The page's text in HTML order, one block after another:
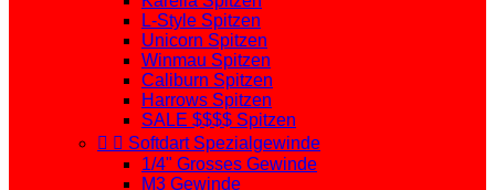
L-Style Spitzen
Unicorn Spitzen
Winmau Spitzen
Caliburn Spitzen
Harrows Spitzen
SALE $$$$ Spitzen
  Softdart Spezialgewinde
1/4" Grosses Gewinde
M3 Gewinde